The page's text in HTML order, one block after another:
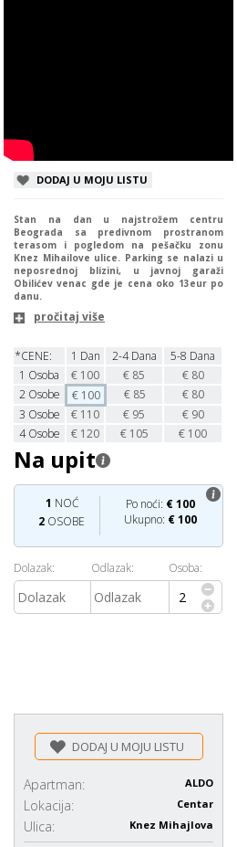
DODAJ U MOJU LISTU
Stan na dan u najstrožem centru
Beograda sa predivnom prostranom
terasom i pogledom na pešačku zonu
Knez Mihailove ulice. Parking se nalazi u
neposrednoj blizini, u javnoj garaži
Obilićev venac gde je cena oko 13eur po
danu.
pročitaj više
*CENE: 1 Dan 2-4 Dana
5-8 Dana
1 Osoba € 100 € 85 € 80
2 Osobe € 100 € 85 € 80
3 Osobe € 110 € 95 € 90
4Osobe € 120 € 105 € 100
Na upit
Po noći: €100
Ukupno: €100
1 NOĆ
2 OSOBE
Dolazak: Odlazak: Osoba:
DODAJ U MOJU LISTU
Apartman: ALDO
Lokacija: Centar
Ulica: Knez Mihajlova